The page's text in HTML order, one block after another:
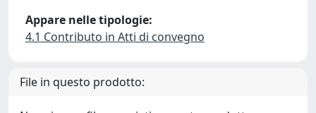
Appare nelle tipologie:
4.1 Contributo in Atti di convegno
File in questo prodotto: